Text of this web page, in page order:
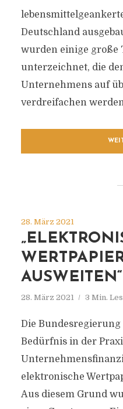
Deutschland
wurden einige große
unterzeichnet, die
Unternehmens auf
verdreifachen
28. März 2021
AUSWEITEN“
28. März 2021 3 Min.
Die
Bedürfnis in der
elektronische
Aus diesem Grund